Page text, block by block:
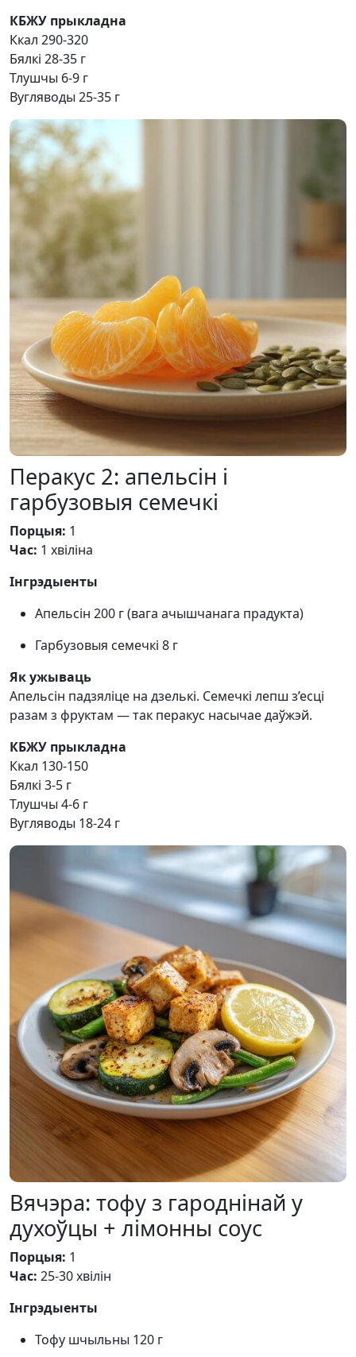
КБЖУ прыкладна
Ккал 290-320
Бялкі 28-35 г
Тлушчы 6-9 г
Вугляводы 25-35 г
Перакус 2: апельсін і
гарбузовыя семечкі
Порцыя: 1
Час: 1 хвіліна
Інгрэдыенты
Апельсін 200 г (вага ачышчанага прадукта)
Гарбузовыя семечкі 8 г
Як ужываць
Апельсін падзяліце на дзелькі. Семечкі лепш з’есці
разам з фруктам — так перакус насычае даўжэй.
КБЖУ прыкладна
Ккал 130-150
Бялкі 3-5 г
Тлушчы 4-6 г
Вугляводы 18-24 г
Вячэра: тофу з гароднінай у
духоўцы + лімонны соус
Порцыя: 1
Час: 25-30 хвілін
Інгрэдыенты
Тофу шчыльны 120 г